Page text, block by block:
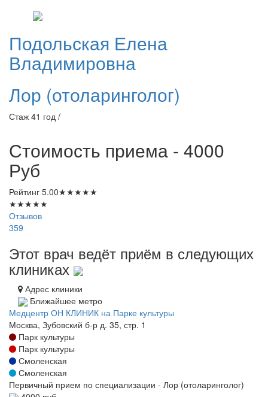
Подольская Елена
Владимировна
Лор (отоларинголог)
Стаж 41 год /
Стоимость приема - 4000
Руб
Рейтинг 5.00★★★★★
★★★★★
Отзывов
359
Этот врач ведёт приём в следующих
клиниках
Адрес клиники
Ближайшее метро
Медцентр ОН КЛИНИК на Парке культуры
Москва, Зубовский б-р д. 35, стр. 1
Парк культуры
Парк культуры
Смоленская
Смоленская
Первичный прием по специализации - Лор (отоларинголог)